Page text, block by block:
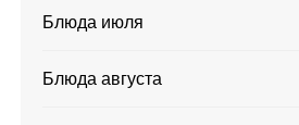
Блюда июля
Блюда августа